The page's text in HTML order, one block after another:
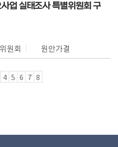
업 실태조사 특별위원회 구
원회
원안가결
4 5 6 7 8